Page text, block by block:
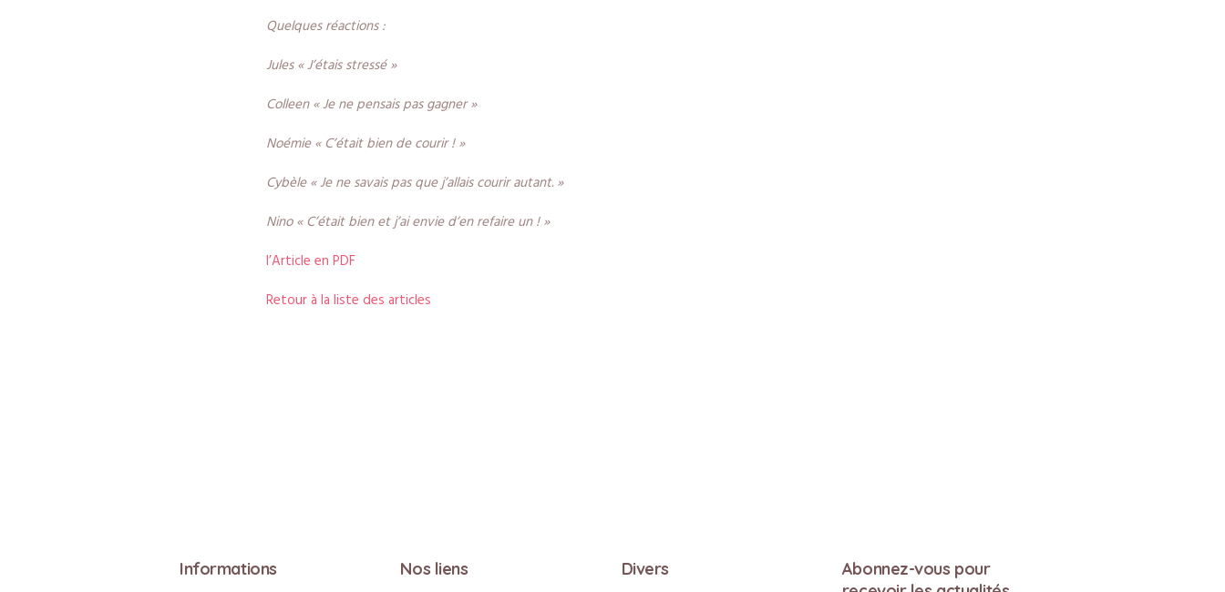
Quelques réactions :
Jules « J’étais stressé »
Colleen « Je ne pensais pas gagner »
Noémie « C’était bien de courir ! »
Cybèle « Je ne savais pas que j’allais courir autant. »
Nino « C’était bien et j’ai envie d’en refaire un ! »
l’Article en PDF
Retour à la liste des articles
Informations Nos liens Divers
Abonnez-vous pour